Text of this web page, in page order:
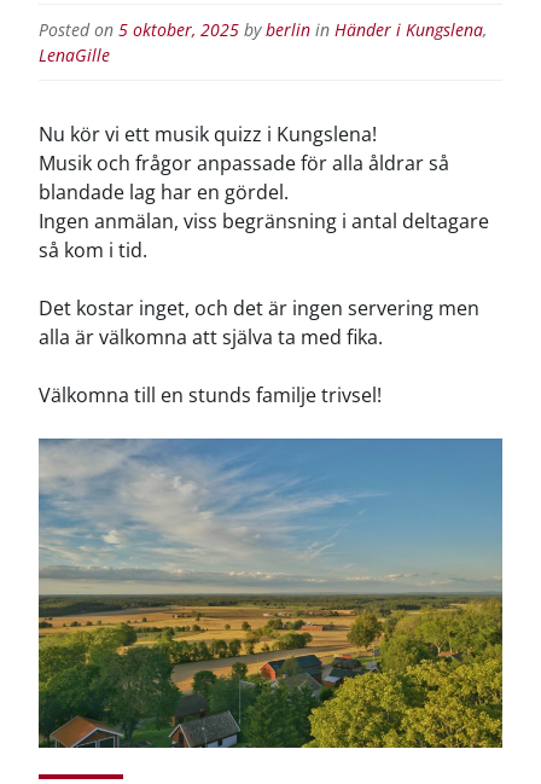
Posted on 5 oktober, 2025 by berlin in Händer i Kungslena,
LenaGille
Nu kör vi ett musik quizz i Kungslena!
Musik och frågor anpassade för alla åldrar så
blandade lag har en gördel.
Ingen anmälan, viss begränsning i antal deltagare
så kom i tid.
Det kostar inget, och det är ingen servering men
alla är välkomna att själva ta med fika.
Välkomna till en stunds familje trivsel!